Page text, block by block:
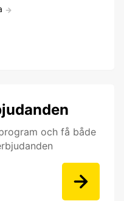
och få både